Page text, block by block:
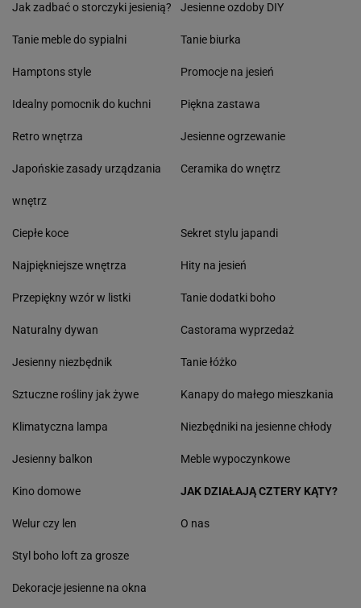
Jak zadbać o storczyki jesienią?
Tanie meble do sypialni
Hamptons style
Idealny pomocnik do kuchni
Retro wnętrza
Japońskie zasady urządzania
wnętrz
Jesienne ozdoby DIY
Tanie biurka
Promocje na jesień
Piękna zastawa
Jesienne ogrzewanie
Ceramika do wnętrz
Ciepłe koce
Najpiękniejsze wnętrza
Przepiękny wzór w listki
Naturalny dywan
Jesienny niezbędnik
Sztuczne rośliny jak żywe
Klimatyczna lampa
Jesienny balkon
Sekret stylu japandi
Hity na jesień
Tanie dodatki boho
Castorama wyprzedaż
Tanie łóżko
Kanapy do małego mieszkania
Niezbędniki na jesienne chłody
Meble wypoczynkowe
Kino domowe
Welur czy len
Styl boho loft za grosze
Dekoracje jesienne na okna
JAK DZIAŁAJĄ CZTERY KĄTY?
O nas